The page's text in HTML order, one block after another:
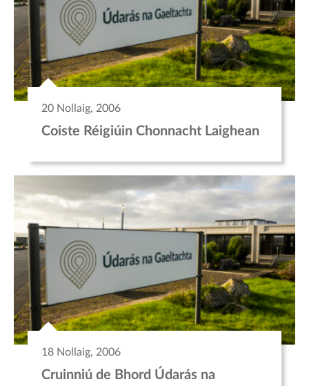
20 Nollaig, 2006
Coiste Réigiúin Chonnacht Laighean
18 Nollaig, 2006
Cruinniú de Bhord Údarás na